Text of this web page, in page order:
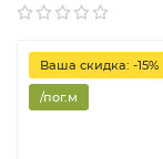
Ваша скидка: -15%
/пог.м